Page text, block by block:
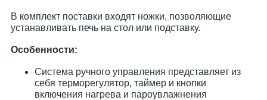
В комплект поставки входят ножки, позволяющие
устанавливать печь на стол или подставку.
Особенности:
Система ручного управления представляет из
себя терморегулятор, таймер и кнопки
включения нагрева и пароувлажнения